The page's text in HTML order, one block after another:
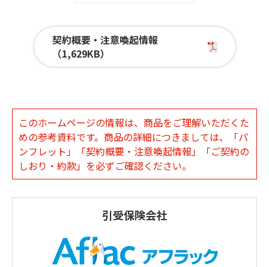
契約概要・注意喚起情報
（1,629KB）
このホームページの情報は、商品をご理解いただくた
めの参考資料です。商品の詳細につきましては、「パ
ンフレット」「契約概要・注意喚起情報」「ご契約の
しおり・約款」を必ずご確認ください。
引受保険会社